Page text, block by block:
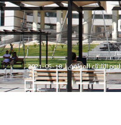
الموافق لـ 18-05-2021